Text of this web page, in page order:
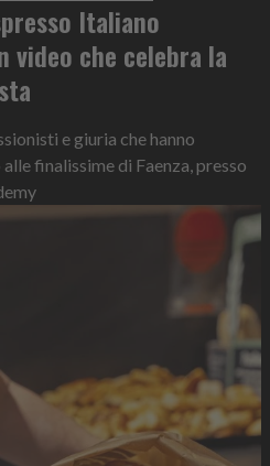
Italiano
video che celebra la
e giuria che hanno
finalissime di Faenza, presso